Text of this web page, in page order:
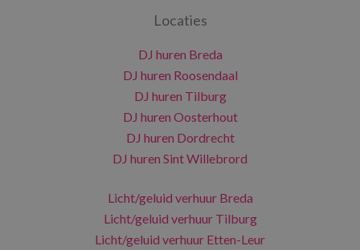
Locaties
DJ huren Breda
DJ huren Roosendaal
DJ huren Tilburg
DJ huren Oosterhout
DJ huren Dordrecht
DJ huren Sint Willebrord
Licht/geluid verhuur Breda
Licht/geluid verhuur Tilburg
Licht/geluid verhuur Etten-Leur